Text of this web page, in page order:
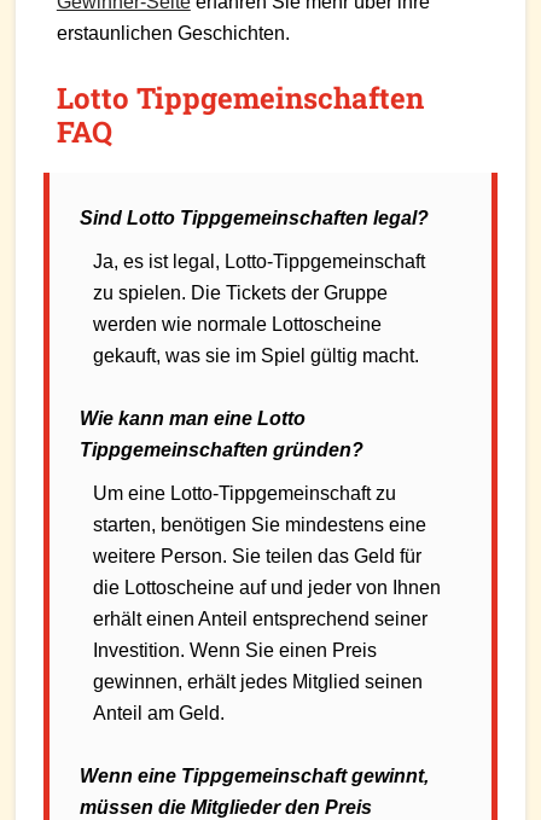
erstaunlichen Geschichten.
Lotto Tippgemeinschaften
FAQ
Sind Lotto Tippgemeinschaften legal?
Ja, es ist legal, Lotto-Tippgemeinschaft
zu spielen. Die Tickets der Gruppe
werden wie normale Lottoscheine
gekauft, was sie im Spiel gültig macht.
Wie kann man eine Lotto
Tippgemeinschaften gründen?
Um eine Lotto-Tippgemeinschaft zu
starten, benötigen Sie mindestens eine
weitere Person. Sie teilen das Geld für
die Lottoscheine auf und jeder von Ihnen
erhält einen Anteil entsprechend seiner
Investition. Wenn Sie einen Preis
gewinnen, erhält jedes Mitglied seinen
Anteil am Geld.
Wenn eine Tippgemeinschaft gewinnt,
müssen die Mitglieder den Preis